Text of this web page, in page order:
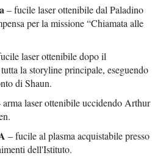
– fucile laser ottenibile dal Paladino
per la missione “Chiamata alle
laser ottenibile dopo il
la storyline principale, eseguendo
di Shaun.
arma laser ottenibile uccidendo Arthur
– fucile al plasma acquistabile presso
dell'Istituto.